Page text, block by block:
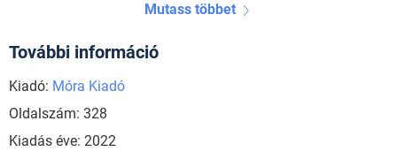
Mutass többet
További információ
Kiadó: Móra Kiadó
Oldalszám: 328
Kiadás éve: 2022